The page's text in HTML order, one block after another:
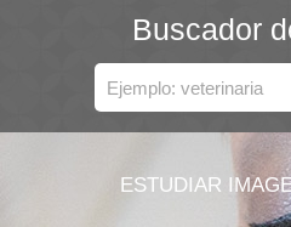
Buscador
ESTUDIAR